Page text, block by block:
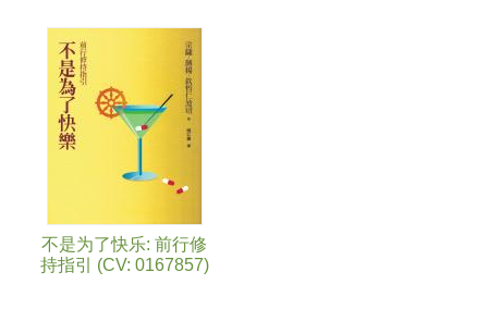
不是为了快乐: 前行修
持指引 (CV: 0167857)